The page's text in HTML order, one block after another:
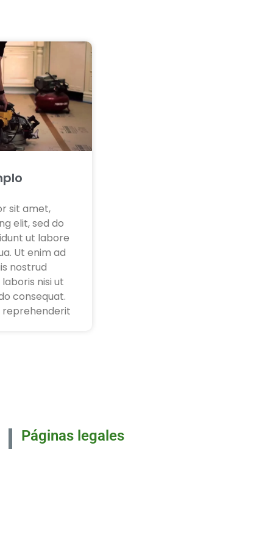
sit amet,
elit, sed do
ut labore
Ut enim ad
nostrud
nisi ut
consequat.
reprehenderit
Páginas legales